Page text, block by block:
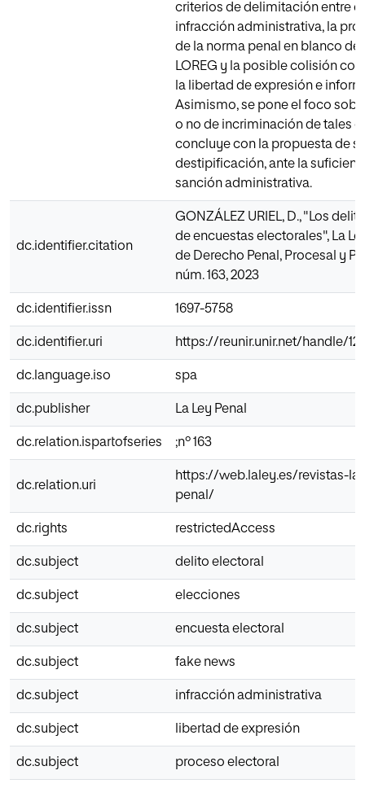
criterios de delimitación entre
infracción administrativa, la
de la norma penal en blanco del
LOREG y la posible colisión
la libertad de expresión e
Asimismo, se pone el foco
o no de incriminación de tales
concluye con la propuesta de
destipificación, ante la
sanción administrativa.
dc.identifier.citation
GONZÁLEZ URIEL, D., "Los
de encuestas electorales", La
de Derecho Penal, Procesal y
núm. 163, 2023
dc.identifier.issn 1697-5758
dc.identifier.uri https://reunir.unir.net/handle/
dc.language.iso spa
dc.publisher La Ley Penal
dc.relation.ispartofseries ;nº 163
dc.relation.uri
https://web.laley.es/revistas-
penal/
dc.rights restrictedAccess
dc.subject delito electoral
dc.subject elecciones
dc.subject encuesta electoral
dc.subject fake news
dc.subject infracción administrativa
dc.subject libertad de expresión
dc.subject proceso electoral